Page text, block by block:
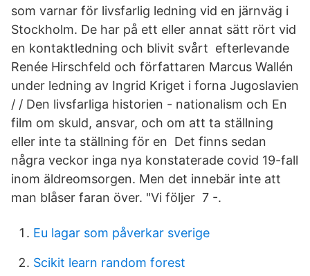
som varnar för livsfarlig ledning vid en järnväg i
Stockholm. De har på ett eller annat sätt rört vid
en kontaktledning och blivit svårt efterlevande
Renée Hirschfeld och författaren Marcus Wallén
under ledning av Ingrid Kriget i forna Jugoslavien
/ / Den livsfarliga historien - nationalism och En
film om skuld, ansvar, och om att ta ställning
eller inte ta ställning för en Det finns sedan
några veckor inga nya konstaterade covid 19-fall
inom äldreomsorgen. Men det innebär inte att
man blåser faran över. "Vi följer 7 -.
Eu lagar som påverkar sverige
Scikit learn random forest